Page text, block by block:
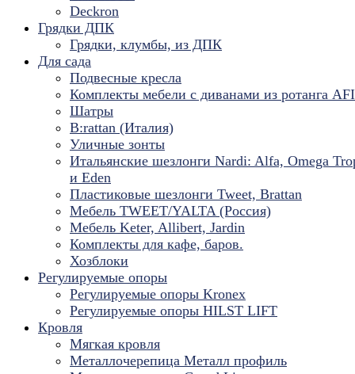
Deckron
Грядки ДПК
Грядки, клумбы, из ДПК
Для сада
Подвесные кресла
Комплекты мебели с диванами из ротанга
Шатры
B:rattan (Италия)
Уличные зонты
Итальянские шезлонги Nardi: Alfa, Omega
и Eden
Пластиковые шезлонги Tweet, Brattan
Мебель TWEET/YALTA (Россия)
Мебель Keter, Allibert, Jardin
Комплекты для кафе, баров.
Хозблоки
Регулируемые опоры
Регулируемые опоры Kronex
Регулируемые опоры HILST LIFT
Кровля
Мягкая кровля
Металлочерепица Металл профиль